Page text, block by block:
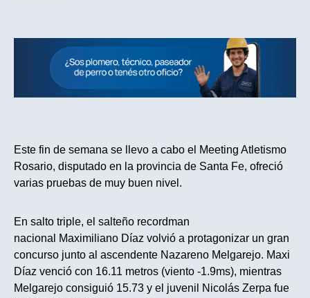
Este fin de semana se llevo a cabo el Meeting Atletismo
Rosario, disputado en la provincia de Santa Fe, ofreció
varias pruebas de muy buen nivel.
En salto triple, el salteño recordman
nacional Maximiliano Díaz volvió a protagonizar un gran
concurso junto al ascendente Nazareno Melgarejo. Maxi
Díaz venció con 16.11 metros (viento -1.9ms), mientras
Melgarejo consiguió 15.73 y el juvenil Nicolás Zerpa fue